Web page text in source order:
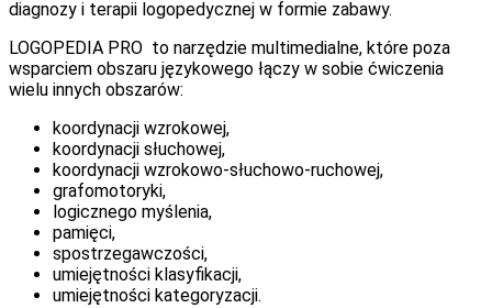
diagnozy i terapii logopedycznej w formie zabawy.
LOGOPEDIA PRO to narzędzie multimedialne, które poza
wsparciem obszaru językowego łączy w sobie ćwiczenia
wielu innych obszarów:
koordynacji wzrokowej,
koordynacji słuchowej,
koordynacji wzrokowo-słuchowo-ruchowej,
grafomotoryki,
logicznego myślenia,
pamięci,
spostrzegawczości,
umiejętności klasyfikacji,
umiejętności kategoryzacji.